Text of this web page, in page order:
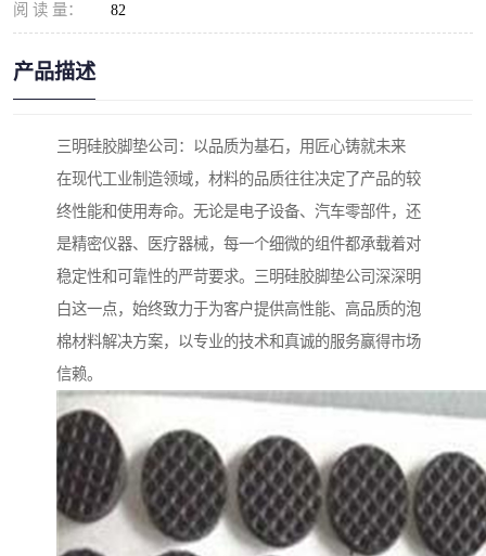
阅 读 量： 82
产品描述
三明硅胶脚垫公司：以品质为基石，用匠心铸就未来
在现代工业制造领域，材料的品质往往决定了产品的较
终性能和使用寿命。无论是电子设备、汽车零部件，还
是精密仪器、医疗器械，每一个细微的组件都承载着对
稳定性和可靠性的严苛要求。三明硅胶脚垫公司深深明
白这一点，始终致力于为客户提供高性能、高品质的泡
棉材料解决方案，以专业的技术和真诚的服务赢得市场
信赖。